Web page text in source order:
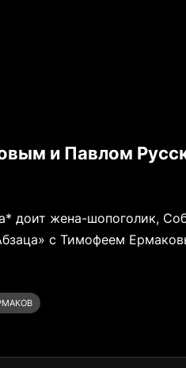
и Павлом
доит жена-шопоголик,
с Тимофеем